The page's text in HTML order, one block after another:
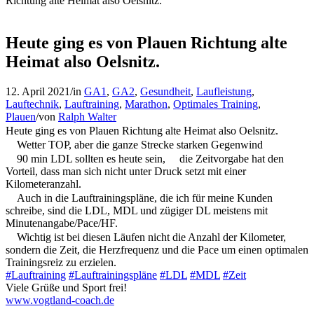
Heute ging es von Plauen Richtung alte
Heimat also Oelsnitz.
12. April 2021/in GA1 , GA2, Gesundheit, Laufleistung,
Lauftechnik, Lauftraining, Marathon, Optimales Training,
Plauen/von Ralph Walter
Heute ging es von Plauen Richtung alte Heimat also Oelsnitz.
Wetter TOP, aber die ganze Strecke starken Gegenwind
90 min LDL sollten es heute sein,
die Zeitvorgabe hat den
Vorteil, dass man sich nicht unter Druck setzt mit einer
Kilometeranzahl.
Auch in die Lauftrainingspläne, die ich für meine Kunden
schreibe, sind die LDL, MDL und zügiger DL meistens mit
Minutenangabe/Pace/HF.
Wichtig ist bei diesen Läufen nicht die Anzahl der Kilometer,
sondern die Zeit, die Herzfrequenz und die Pace um einen optimalen
Trainingsreiz zu erzielen.
#Lauftraining #Lauftrainingspläne #LDL #MDL #Zeit
Viele Grüße und Sport frei!
www.vogtland-coach.de